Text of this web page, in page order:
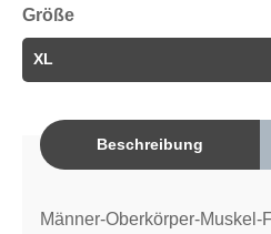
Größe
Beschreibung
Männer-Oberkörper-